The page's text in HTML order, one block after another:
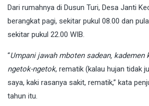
Dari rumahnya di Dusun Turi, Desa Janti
berangkat pagi, sekitar pukul 08.00 dan
sekitar pukul 22.00 WIB.
“Umpani jawah mboten sadean, kademen
ngetok-ngetok, rematik (kalau hujan tidak
saya, kaki rasanya sakit, rematik,” kata
tahun itu.